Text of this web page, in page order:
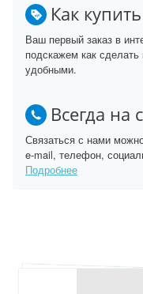
Как купить
Ваш первый заказ в
подскажем как
удобными.
Всегда на
Связаться с нами
e-mail, телефон,
Подробнее